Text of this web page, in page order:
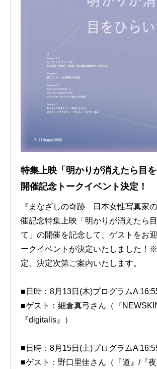
特集上映「明かりが消えたら目を
開催記念トークイベント決定！
『まなざしの奇跡 日本女性写真家
催記念特集上映「明かりが消えたら
て」の開催を記念して、ゲストをお
ークイベントが決定いたしました！
定、決定次第ご案内いたします。
■日時：8月13日(木)プログラムA
■ゲスト：細倉真弓さん（『
『digitalis』）
■日時：8月15日(土)プログラムA
■ゲスト：野口里佳さん（『道』/『夜